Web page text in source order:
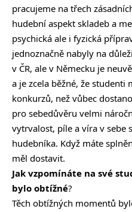
pracujeme na třech
hudební aspekt skladeb a
psychická ale i fyzická
jednoznačně nabyly na
v ČR, ale v Německu je
a je zcela běžné, že studenti
konkurzů, než vůbec
pro sebedůvěru velmi
vytrvalost, píle a víra v sebe
hudebníka. Když máte
měl dostavit.
Jak vzpomínáte na své
bylo obtížné?
Těch obtížných momentů